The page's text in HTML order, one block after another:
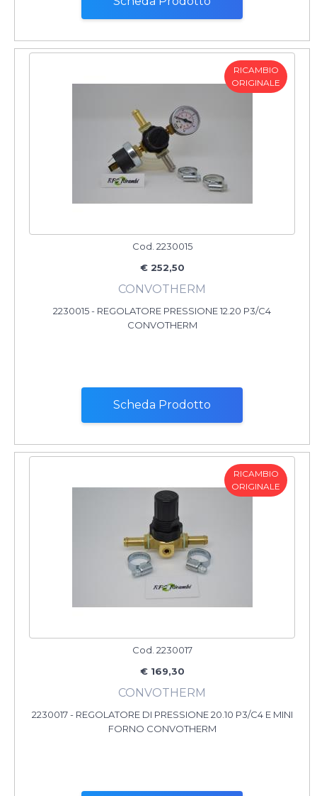
RICAMBIO
ORIGINALE
Cod. 2230015
€ 252,50
CONVOTHERM
2230015 - REGOLATORE PRESSIONE 12.20 P3/C4
CONVOTHERM
Scheda Prodotto
RICAMBIO
ORIGINALE
Cod. 2230017
€ 169,30
CONVOTHERM
2230017 - REGOLATORE DI PRESSIONE 20.10 P3/C4 E MINI
FORNO CONVOTHERM